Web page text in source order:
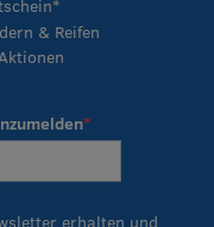
& Reifen
erhalten und